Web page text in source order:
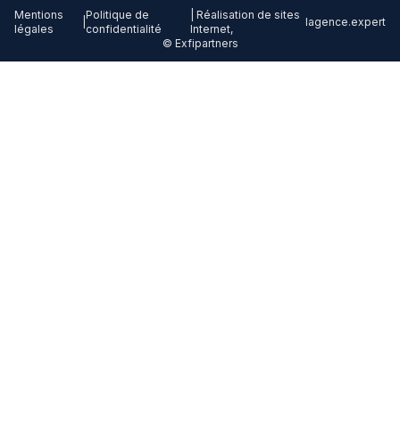
© Exfipartners
Mentions
légales
Politique de
confidentialité
| Réalisation de sites
Internet,
lagence.expert